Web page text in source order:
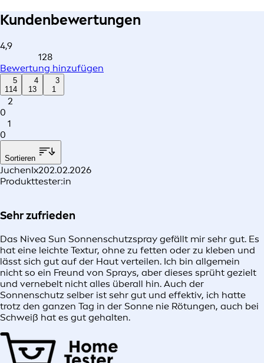
Kundenbewertungen
4,9
128
Bewertung hinzufügen
5
114
4
13
3
1
2
0
1
0
Sortieren
JuchenIx202.02.2026
Produkttester:in
Sehr zufrieden
Das Nivea Sun Sonnenschutzspray gefällt mir sehr gut. Es
hat eine leichte Textur, ohne zu fetten oder zu kleben und
lässt sich gut auf der Haut verteilen. Ich bin allgemein
nicht so ein Freund von Sprays, aber dieses sprüht gezielt
und vernebelt nicht alles überall hin. Auch der
Sonnenschutz selber ist sehr gut und effektiv, ich hatte
trotz den ganzen Tag in der Sonne nie Rötungen, auch bei
Schweiß hat es gut gehalten.